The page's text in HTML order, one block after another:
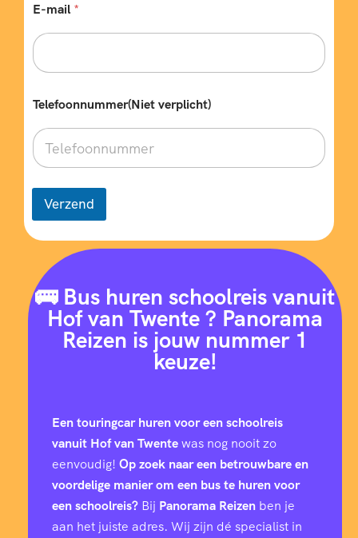
E-mail *
Telefoonnummer(Niet verplicht)
Verzend
🚌 Bus huren schoolreis vanuit
Hof van Twente ? Panorama
Reizen is jouw nummer 1
keuze!
Een touringcar huren voor een schoolreis
vanuit Hof van Twentewas nog nooit zo
eenvoudig! Op zoek naar een betrouwbare en
voordelige manier om een bus te huren voor
een schoolreis? Bij Panorama Reizen ben je
aan het juiste adres. Wij zijn dé specialist in